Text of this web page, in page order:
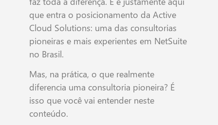
que entra o posicionamento da Active
Cloud Solutions: uma das consultorias
pioneiras e mais experientes em NetSuite
no Brasil.
Mas, na prática, o que realmente
diferencia uma consultoria pioneira? É
isso que você vai entender neste
conteúdo.